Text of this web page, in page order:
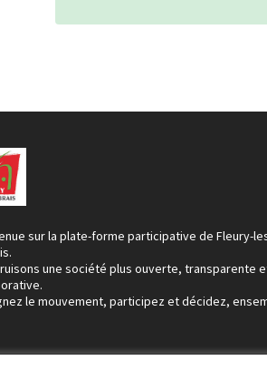
sur la plate-forme participative de Fleury-
une société plus ouverte, transparente
le mouvement, participez et décidez,